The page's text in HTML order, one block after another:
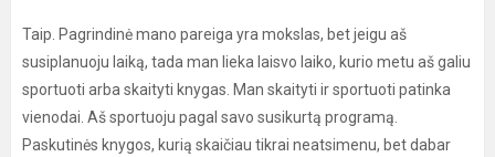
Taip. Pagrindinė mano pareiga yra mokslas, bet jeigu aš
susiplanuoju laiką, tada man lieka laisvo laiko, kurio metu aš galiu
sportuoti arba skaityti knygas. Man skaityti ir sportuoti patinka
vienodai. Aš sportuoju pagal savo susikurtą programą.
Paskutinės knygos, kurią skaičiau tikrai neatsimenu, bet dabar